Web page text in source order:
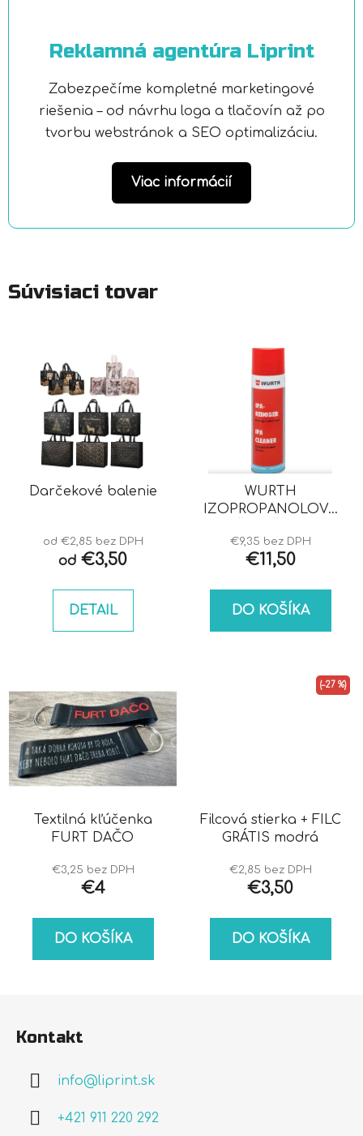
Reklamná agentúra Liprint
Zabezpečíme kompletné marketingové
riešenia – od návrhu loga a tlačovín až po
tvorbu webstránok a SEO optimalizáciu.
Viac informácií
Súvisiaci tovar
Darčekové balenie
od €2,85 bez DPH
od €3,50
DETAIL
WURTH
IZOPROPANOLOVÝ
€9,35 bez DPH
€11,50
DO KOŠÍKA
Textilná kľúčenka
FURT DAČO
€3,25 bez DPH
€4
DO KOŠÍKA
Filcová stierka + FILC
GRÁTIS modrá
€2,85 bez DPH
€3,50
(–27 %)
DO KOŠÍKA
Kontakt
info@liprint.sk
+421 911 220 292